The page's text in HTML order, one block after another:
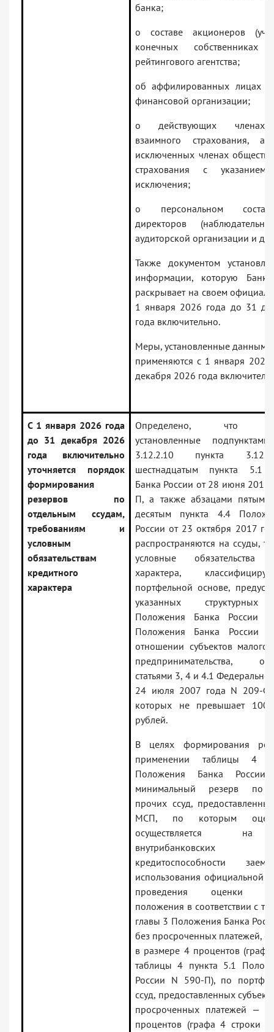
банка;
о составе акционеров
конечных собственниках
рейтингового агентства;
об аффилированных лицах
финансовой организации;
о действующих членах
взаимного страхования,
исключенных членах
страхования с
исключения;
о персональном
директоров
аудиторской организации и др.
Также документом
информации, которую Банк
раскрывает на своем
1 января 2026 года до 31
года включительно.
Меры, установленные данным
применяются с 1 января
декабря 2026 года
С 1 января 2026 года
до 31 декабря 2026
года включительно
уточняется порядок
формирования
резервов по
отдельным ссудам,
требованиям и
условным
обязательствам
кредитного
характера
Определено, что
установленные
3.12.2.10 пункта 3.12,
шестнадцатым пункта 5.1
Банка России от 28 июня 2017
П, а также абзацами пятым,
десятым пункта 4.4
России от 23 октября 2017
распространяются на ссуды,
условные обязательства
характера,
портфельной основе,
указанных структурных
Положения Банка России
Положения Банка России
отношении субъектов малого
предпринимательства,
статьями 3, 4 и 4.1
24 июля 2007 года N 209-
которых не превышает 100
рублей.
В целях формирования
применении таблицы 4
Положения Банка
минимальный резерв по
прочих ссуд,
МСП, по которым
осуществляется на
внутрибанковских
кредитоспособности
использования официальной
проведения оценки
положения в соответствии с
главы 3 Положения Банка
без просроченных платежей,
в размере 4 процентов
таблицы 4 пункта 5.1
России N 590-П), по
ссуд, предоставленных
просроченных платежей —
процентов (графа 4 строки